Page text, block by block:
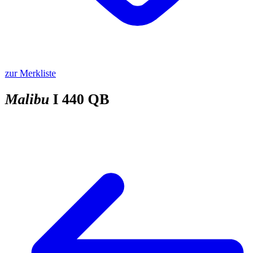
zur Merkliste
Malibu I 440 QB